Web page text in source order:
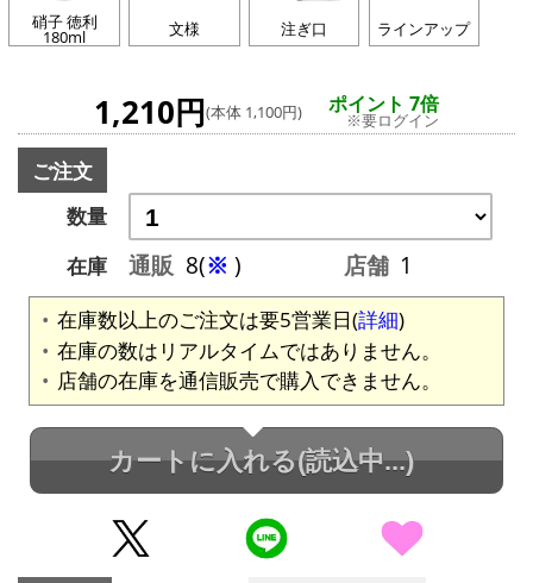
硝子 徳利
180ml 文様 注ぎ口 ラインアップ
1,210円(本体 1,100円) ポイント 7倍
※要ログイン
ご注文
数量
在庫
通販 8(※ ) 店舗 1
在庫数以上のご注文は要5営業日(詳細)
在庫の数はリアルタイムではありません。
店舗の在庫を通信販売で購入できません。
カートに入れる(読込中...)